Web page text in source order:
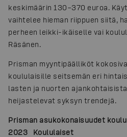
keskimäärin 130–370 euroa.
vaihtelee hieman riippuen siitä,
perheen leikki-ikäiselle vai
Räsänen.
Prisman myyntipäälliköt
koululaisille seitsemän eri
lasten ja nuorten
heijastelevat syksyn trendejä.
Prisman asukokonaisuudet
2023
Koululaiset